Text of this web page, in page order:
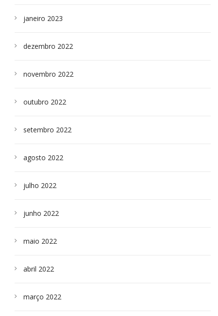
janeiro 2023
dezembro 2022
novembro 2022
outubro 2022
setembro 2022
agosto 2022
julho 2022
junho 2022
maio 2022
abril 2022
março 2022